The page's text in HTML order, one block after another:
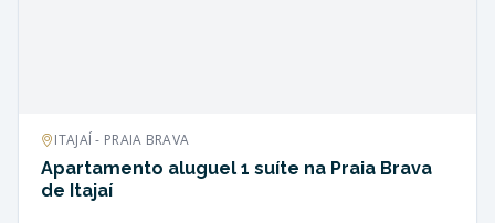
ITAJAÍ - PRAIA BRAVA
Apartamento aluguel 1 suíte na Praia Brava
de Itajaí